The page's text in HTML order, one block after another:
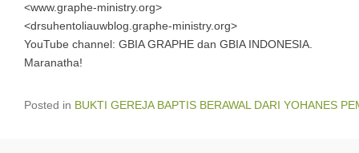
<www.graphe-ministry.org>
<drsuhentoliauwblog.graphe-ministry.org>
YouTube channel: GBIA GRAPHE dan GBIA INDONESIA.
Maranatha!
Posted in BUKTI GEREJA BAPTIS BERAWAL DARI YOHANES